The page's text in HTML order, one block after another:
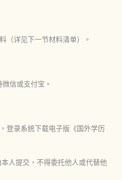
（详见下一节材料清单）。
信或支付宝。
登录系统下载电子版《国外学历
人提交，不得委托他人或代替他